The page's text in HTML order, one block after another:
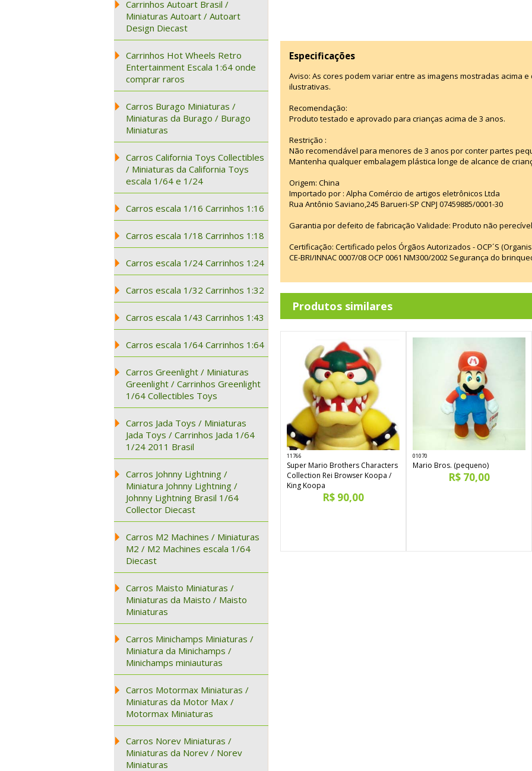
Carrinhos Autoart Brasil /
Miniaturas Autoart / Autoart
Design Diecast
Carrinhos Hot Wheels Retro
Entertainment Escala 1:64 onde
comprar raros
Carros Burago Miniaturas /
Miniaturas da Burago / Burago
Miniaturas
Carros California Toys Collectibles
/ Miniaturas da California Toys
escala 1/64 e 1/24
Carros escala 1/16 Carrinhos 1:16
Carros escala 1/18 Carrinhos 1:18
Carros escala 1/24 Carrinhos 1:24
Carros escala 1/32 Carrinhos 1:32
Carros escala 1/43 Carrinhos 1:43
Carros escala 1/64 Carrinhos 1:64
Carros Greenlight / Miniaturas
Greenlight / Carrinhos Greenlight
1/64 Collectibles Toys
Carros Jada Toys / Miniaturas
Jada Toys / Carrinhos Jada 1/64
1/24 2011 Brasil
Carros Johnny Lightning /
Miniatura Johnny Lightning /
Johnny Lightning Brasil 1/64
Collector Diecast
Carros M2 Machines / Miniaturas
M2 / M2 Machines escala 1/64
Diecast
Carros Maisto Miniaturas /
Miniaturas da Maisto / Maisto
Miniaturas
Carros Minichamps Miniaturas /
Miniatura da Minichamps /
Minichamps miniauturas
Carros Motormax Miniaturas /
Miniaturas da Motor Max /
Motormax Miniaturas
Carros Norev Miniaturas /
Miniaturas da Norev / Norev
Miniaturas
Especificações
Aviso: As cores podem variar entre as imagens mostradas acima
ilustrativas.
Recomendação:
Produto testado e aprovado para crianças acima de 3 anos.
Restrição :
Não recomendável para menores de 3 anos por conter partes
Mantenha qualquer embalagem plástica longe de alcance de
Origem: China
Importado por : Alpha Comércio de artigos eletrônicos Ltda
Rua Antônio Saviano,245 Barueri-SP CNPJ 07459885/0001-30
Garantia por defeito de fabricação Validade: Produto não
Certificação: Certificado pelos Órgãos Autorizados - OCP´S
CE-BRI/INNAC 0007/08 OCP 0061 NM300/2002 Segurança do
Produtos similares
11766
Super Mario Brothers Characters
Collection Rei Browser Koopa /
King Koopa
R$ 90,00
01070
Mario Bros. (pequeno)
R$ 70,00